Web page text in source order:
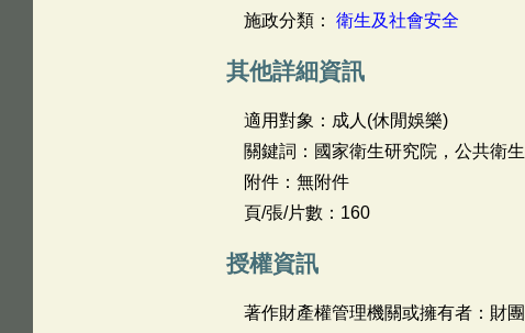
施政分類： 衛生及社會安全
其他詳細資訊
適用對象：成人(休閒娛樂)
關鍵詞：國家衛生研究院，公共衛
附件：無附件
頁/張/片數：160
授權資訊
著作財產權管理機關或擁有者：財